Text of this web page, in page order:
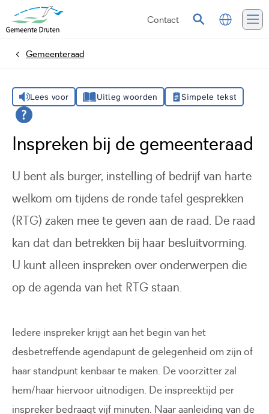
Contact
ZoekenVertalen
HomeGemeenteraad
Lees voor Uitleg woorden Simpele tekst
Inspreken bij de gemeenteraad
U bent als burger, instelling of bedrijf van harte
welkom om tijdens de ronde tafel gesprekken
(RTG) zaken mee te geven aan de raad. De raad
kan dat dan betrekken bij haar besluitvorming.
U kunt alleen inspreken over onderwerpen die
op de agenda van het RTG staan.
Iedere inspreker krijgt aan het begin van het
desbetreffende agendapunt de gelegenheid om zijn of
haar standpunt kenbaar te maken. De voorzitter zal
hem/haar hiervoor uitnodigen. De inspreektijd per
inspreker bedraagt vijf minuten. Naar aanleiding van de